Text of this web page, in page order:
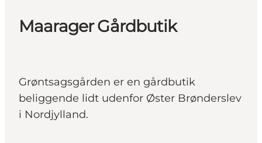
Maarager Gårdbutik
Grøntsagsgården er en gårdbutik
beliggende lidt udenfor Øster Brønderslev
i Nordjylland.